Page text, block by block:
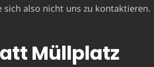
sich also nicht uns zu kontaktieren.
Müllplatz